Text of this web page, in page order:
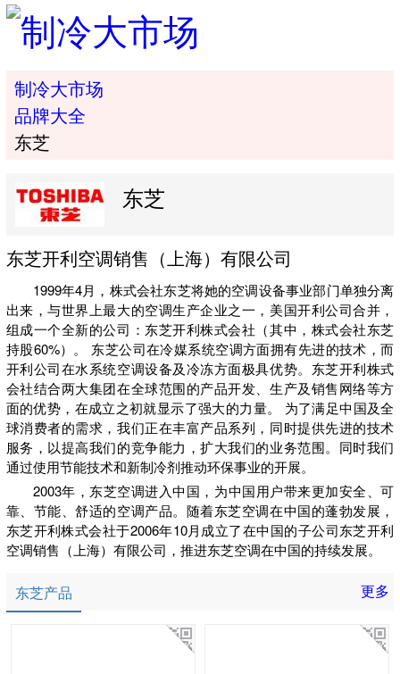
制冷大市场
品牌大全
东芝
东芝
东芝开利空调销售（上海）有限公司
1999年4月，株式会社东芝将她的空调设备事业部门单独分离
出来，与世界上最大的空调生产企业之一，美国开利公司合并，
组成一个全新的公司：东芝开利株式会社（其中，株式会社东芝
持股60%）。 东芝公司在冷媒系统空调方面拥有先进的技术，而
开利公司在水系统空调设备及冷冻方面极具优势。东芝开利株式
会社结合两大集团在全球范围的产品开发、生产及销售网络等方
面的优势，在成立之初就显示了强大的力量。 为了满足中国及全
球消费者的需求，我们正在丰富产品系列，同时提供先进的技术
服务，以提高我们的竞争能力，扩大我们的业务范围。同时我们
通过使用节能技术和新制冷剂推动环保事业的开展。
2003年，东芝空调进入中国，为中国用户带来更加安全、可
靠、节能、舒适的空调产品。随着东芝空调在中国的蓬勃发展，
东芝开利株式会社于2006年10月成立了在中国的子公司东芝开利
空调销售（上海）有限公司，推进东芝空调在中国的持续发展。
东芝产品 更多